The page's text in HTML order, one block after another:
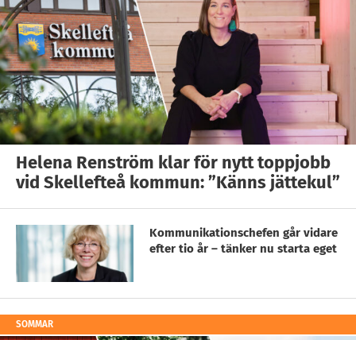
Helena Renström klar för nytt toppjobb
vid Skellefteå kommun: ”Känns jättekul”
Kommunikationschefen går vidare
efter tio år – tänker nu starta eget
SOMMAR